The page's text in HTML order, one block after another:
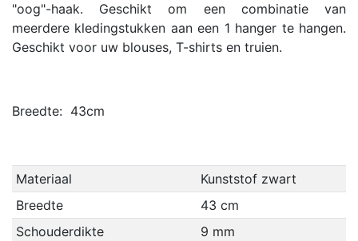
"oog"-haak. Geschikt om een combinatie van
meerdere kledingstukken aan een 1 hanger te hangen.
Geschikt voor uw blouses, T-shirts en truien.
Breedte: 43cm
Materiaal
Kunststof zwart
Breedte
43 cm
Schouderdikte
9 mm